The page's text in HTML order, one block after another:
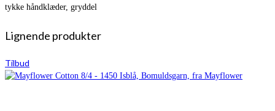
tykke håndklæder, gryddel
Lignende produkter
Tilbud